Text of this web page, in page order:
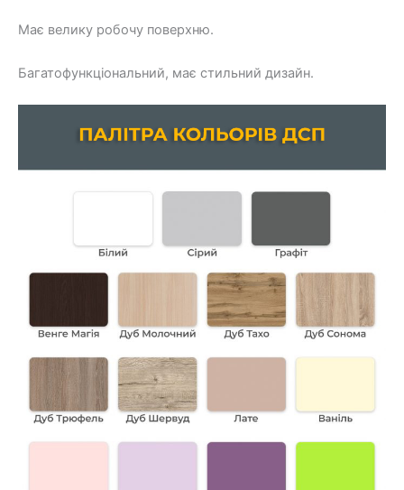
Має велику робочу поверхню.
Багатофункціональний, має стильний дизайн.